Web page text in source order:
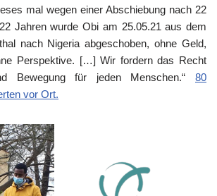
mal wegen einer Abschiebung nach 22
Jahren wurde Obi am 25.05.21 aus dem
nach Nigeria abgeschoben, ohne Geld,
Perspektive. […] Wir fordern das Recht
Bewegung für jeden Menschen.“ 80
vor Ort.